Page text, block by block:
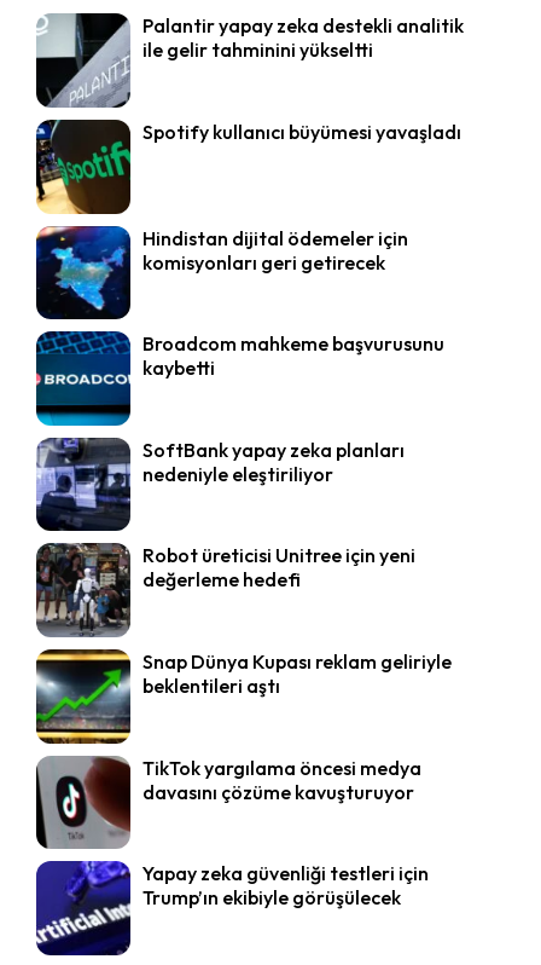
Palantir yapay zeka destekli analitik
ile gelir tahminini yükseltti
Spotify kullanıcı büyümesi yavaşladı
Hindistan dijital ödemeler için
komisyonları geri getirecek
Broadcom mahkeme başvurusunu
kaybetti
SoftBank yapay zeka planları
nedeniyle eleştiriliyor
Robot üreticisi Unitree için yeni
değerleme hedefi
Snap Dünya Kupası reklam geliriyle
beklentileri aştı
TikTok yargılama öncesi medya
davasını çözüme kavuşturuyor
Yapay zeka güvenliği testleri için
Trump’ın ekibiyle görüşülecek